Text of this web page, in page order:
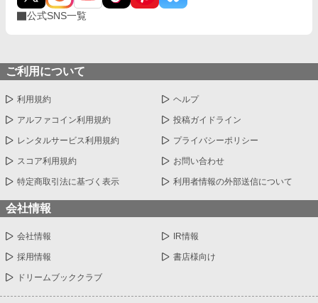
公式SNS一覧
ご利用について
利用規約 ヘルプ
アルファコイン利用規約 投稿ガイドライン
レンタルサービス利用規約 プライバシーポリシー
スコア利用規約 お問い合わせ
特定商取引法に基づく表示 利用者情報の外部送信について
会社情報
会社情報 IR情報
採用情報 書店様向け
ドリームブッククラブ